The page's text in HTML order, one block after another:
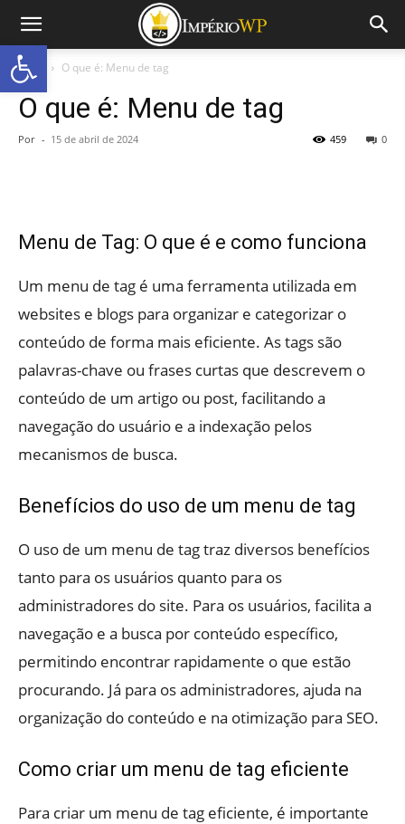
Início O que é: Menu de tag
O que é: Menu de tag
Por - 15 de abril de 2024 0
459
Menu de Tag: O que é e como funciona
Um menu de tag é uma ferramenta utilizada em
websites e blogs para organizar e categorizar o
conteúdo de forma mais eficiente. As tags são
palavras-chave ou frases curtas que descrevem o
conteúdo de um artigo ou post, facilitando a
navegação do usuário e a indexação pelos
mecanismos de busca.
Benefícios do uso de um menu de tag
O uso de um menu de tag traz diversos benefícios
tanto para os usuários quanto para os
administradores do site. Para os usuários, facilita a
navegação e a busca por conteúdo específico,
permitindo encontrar rapidamente o que estão
procurando. Já para os administradores, ajuda na
organização do conteúdo e na otimização para SEO.
Como criar um menu de tag eficiente
Para criar um menu de tag eficiente, é importante
Abrir a barra de ferramentas